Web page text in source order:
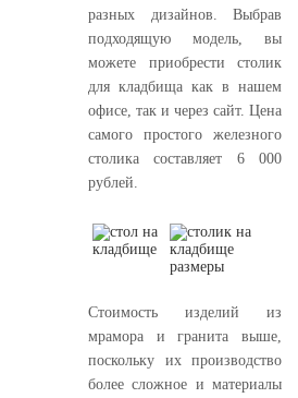
разных дизайнов. Выбрав
подходящую модель, вы
можете приобрести столик
для кладбища как в нашем
офисе, так и через сайт. Цена
самого простого железного
столика составляет 6 000
рублей.
Стоимость изделий из
мрамора и гранита выше,
поскольку их производство
более сложное и материалы